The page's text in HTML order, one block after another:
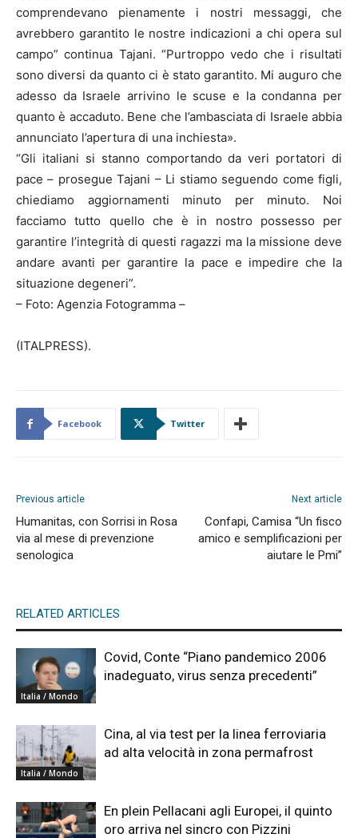
comprendevano pienamente i nostri messaggi, che
avrebbero garantito le nostre indicazioni a chi opera sul
campo” continua Tajani. “Purtroppo vedo che i risultati
sono diversi da quanto ci è stato garantito. Mi auguro che
adesso da Israele arrivino le scuse e la condanna per
quanto è accaduto. Bene che l’ambasciata di Israele abbia
annunciato l’apertura di una inchiesta».
“Gli italiani si stanno comportando da veri portatori di
pace – prosegue Tajani – Li stiamo seguendo come figli,
chiediamo aggiornamenti minuto per minuto. Noi
facciamo tutto quello che è in nostro possesso per
garantire l’integrità di questi ragazzi ma la missione deve
andare avanti per garantire la pace e impedire che la
situazione degeneri”.
– Foto: Agenzia Fotogramma –
(ITALPRESS).
Facebook Twitter
Previous article
Humanitas, con Sorrisi in Rosa
via al mese di prevenzione
senologica
Next article
Confapi, Camisa “Un fisco
amico e semplificazioni per
aiutare le Pmi”
RELATED ARTICLES
Italia / Mondo
Covid, Conte “Piano pandemico 2006
inadeguato, virus senza precedenti”
Italia / Mondo
Cina, al via test per la linea ferroviaria
ad alta velocità in zona permafrost
En plein Pellacani agli Europei, il quinto
oro arriva nel sincro con Pizzini